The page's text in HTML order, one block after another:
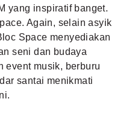
yang inspiratif banget.
Again, selain asyik
Space menyediakan
seni dan budaya
event musik, berburu
santai menikmati